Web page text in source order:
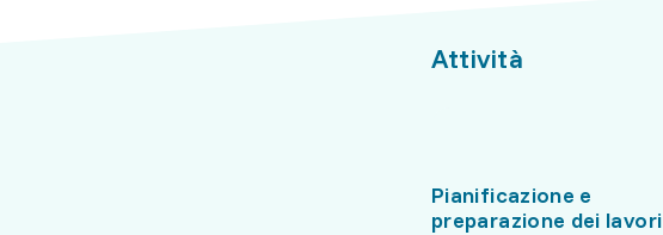
Attività
Pianificazione e
preparazione dei lavori